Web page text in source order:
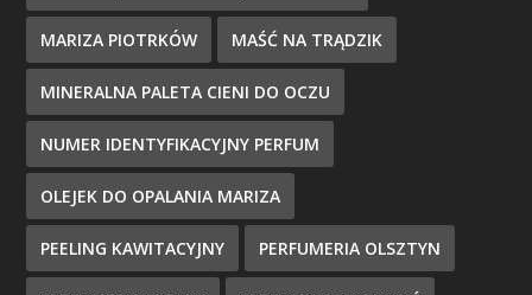
MARIZA PIOTRKÓW MAŚĆ NA TRĄDZIK
MINERALNA PALETA CIENI DO OCZU
NUMER IDENTYFIKACYJNY PERFUM
OLEJEK DO OPALANIA MARIZA
PEELING KAWITACYJNY PERFUMERIA OLSZTYN